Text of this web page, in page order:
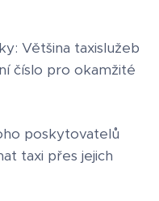
Většina taxislužeb
číslo pro okamžité
poskytovatelů
taxi přes jejich